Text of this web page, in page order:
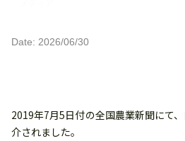
Date: 2026/06/30
2019年7月5日付の全国農業新聞にて
介されました。